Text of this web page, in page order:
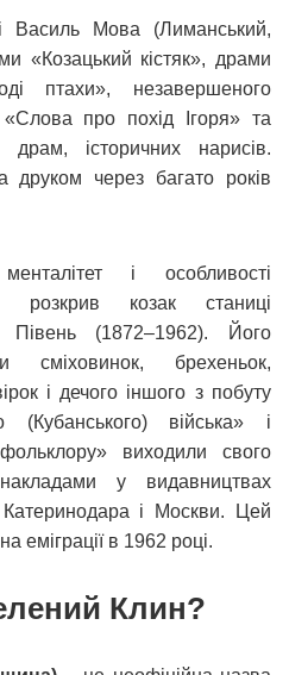
Василь Мова (Лиманський,
«Козацький кістяк», драми
птахи», незавершеного
про похід Ігоря» та
драм, історичних нарисів.
друком через багато років
і особливості
розкрив козак станиці
Півень (1872–1962). Його
сміховинок, брехеньок,
і дечого іншого з побуту
(Кубанського) війська» і
виходили свого
у видавництвах
і Москви. Цей
еміграції в 1962 році.
Клин?